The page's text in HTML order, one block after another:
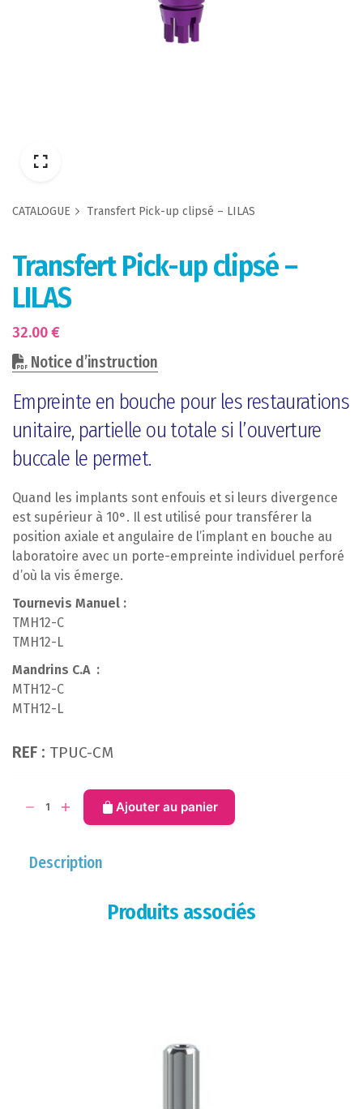
CATALOGUE Transfert Pick-up clipsé – LILAS
Transfert Pick-up clipsé –
LILAS
32.00€
Notice d’instruction
Empreinte en bouche pour les restaurations
unitaire, partielle ou totale si l’ouverture
buccale le permet.
Quand les implants sont enfouis et si leurs divergence
est supérieur à 10°. Il est utilisé pour transférer la
position axiale et angulaire de l’implant en bouche au
laboratoire avec un porte-empreinte individuel perforé
d’où la vis émerge.
Tournevis Manuel :
TMH12-C
TMH12-L
Mandrins C.A :
MTH12-C
MTH12-L
REF : TPUC-CM
Pick-
Ajouter au panier
Description
Produits associés